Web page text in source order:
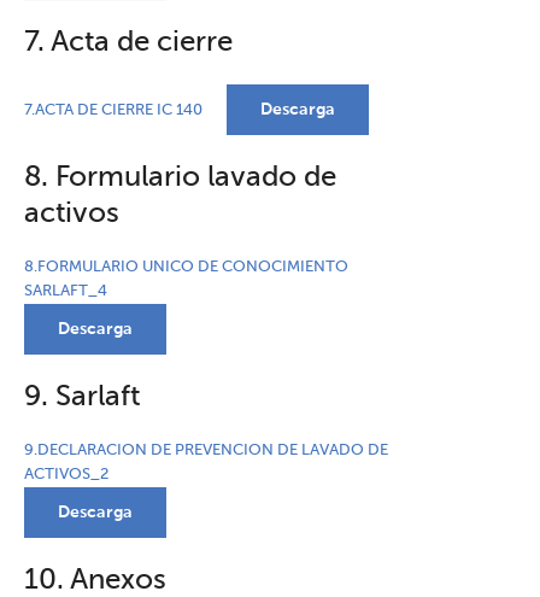
7. Acta de cierre
7.ACTA DE CIERRE IC 140 Descarga
8. Formulario lavado de
activos
8.FORMULARIO UNICO DE CONOCIMIENTO
SARLAFT_4
Descarga
9. Sarlaft
9.DECLARACION DE PREVENCION DE LAVADO DE
ACTIVOS_2
Descarga
10. Anexos